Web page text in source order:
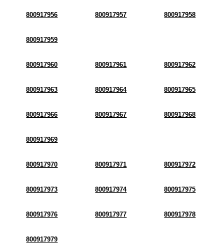
800917956 800917957 800917958
800917959
800917960 800917961 800917962
800917963 800917964 800917965
800917966 800917967 800917968
800917969
800917970 800917971 800917972
800917973 800917974 800917975
800917976 800917977 800917978
800917979